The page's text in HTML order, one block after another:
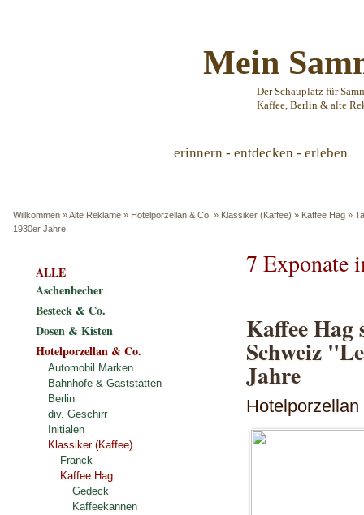
Mein
Der Schauplatz für
Kaffee, Berlin & alte
erinnern - entdecken - erleben
Willkommen »Alte Reklame » Hotelporzellan & Co. » Klassiker (Kaffee) » Kaffee Hag »
1930er Jahre
7 Exponate
Kaffee Hag
Schweiz
Jahre
ALLE
Aschenbecher
Besteck & Co.
Dosen & Kisten
Hotelporzellan & Co.
Automobil Marken
Bahnhöfe & Gaststätten
Berlin
div. Geschirr
Initialen
Klassiker (Kaffee)
Franck
Kaffee Hag
Gedeck
Kaffeekannen